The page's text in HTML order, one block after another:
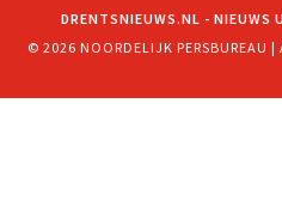
DRENTSNIEUWS.NL - NIEUWS
© 2026 NOORDELIJK PERSBUREAU |